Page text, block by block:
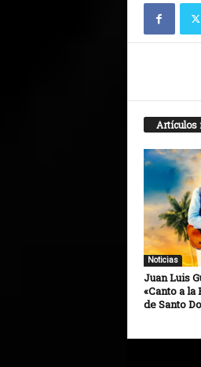
Artículos
Noticias
Juan Luis
«Canto a la
de Santo